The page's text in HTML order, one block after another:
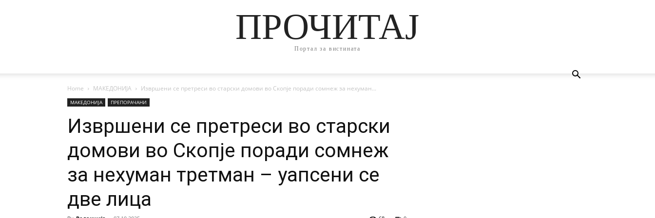
ПРОЧИТАЈ
Портал за вистината
Home МАКЕДОНИЈА Извршени се претреси во старски домови во Скопје поради сомнеж за нехуман...
МАКЕДОНИЈА ПРЕПОРАЧАНИ
Извршени се претреси во старски
домови во Скопје поради сомнеж
за нехуман третман – уапсени се
две лица